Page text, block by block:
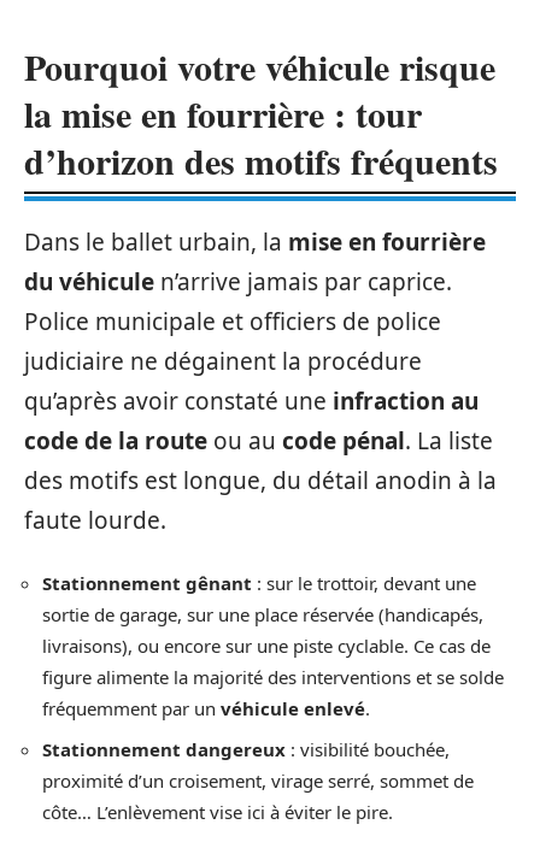
Pourquoi votre véhicule risque
la mise en fourrière : tour
d’horizon des motifs fréquents
Dans le ballet urbain, la mise en fourrière
du véhicule n’arrive jamais par caprice.
Police municipale et officiers de police
judiciaire ne dégainent la procédure
qu’après avoir constaté une infraction au
code de la route ou au code pénal. La liste
des motifs est longue, du détail anodin à la
faute lourde.
Stationnement gênant : sur le trottoir, devant une
sortie de garage, sur une place réservée (handicapés,
livraisons), ou encore sur une piste cyclable. Ce cas de
figure alimente la majorité des interventions et se solde
fréquemment par un véhicule enlevé.
Stationnement dangereux : visibilité bouchée,
proximité d’un croisement, virage serré, sommet de
côte… L’enlèvement vise ici à éviter le pire.